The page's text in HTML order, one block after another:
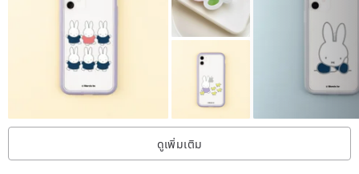
Examples of guest notes: font 3, gold, MICHELLE
ดูเพิ่มเติม